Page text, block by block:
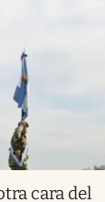
cara del